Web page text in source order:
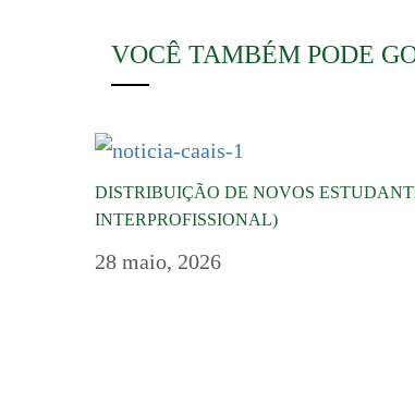
VOCÊ TAMBÉM PODE
DISTRIBUIÇÃO DE NOVOS
INTERPROFISSIONAL)
28 maio, 2026